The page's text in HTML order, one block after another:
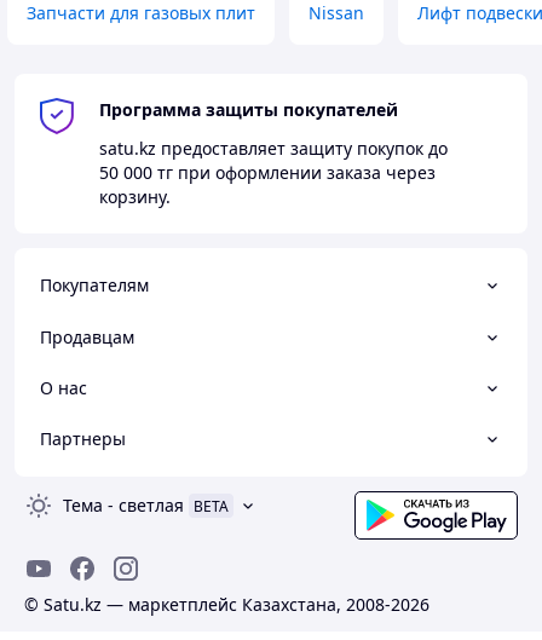
Запчасти для газовых плит Nissan Лифт подвески
Программа защиты покупателей
satu.kz предоставляет защиту покупок до
50 000 тг при оформлении заказа через
корзину.
Покупателям
Продавцам
О нас
Партнеры
Тема - светлая BETA
© Satu.kz — маркетплейс Казахстана, 2008-2026